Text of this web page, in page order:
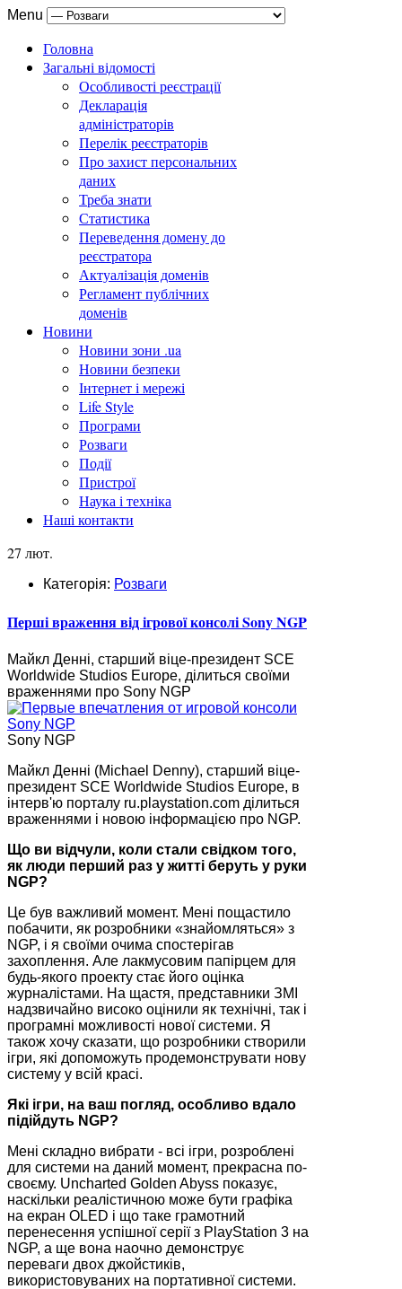
Menu
Головна
Загальні відомості
Особливості реєстрації
Декларація
адміністраторів
Перелік реєстраторів
Про захист персональних
даних
Треба знати
Статистика
Переведення домену до
реєстратора
Актуалізація доменів
Регламент публічних
доменів
Новини
Новини зони .ua
Новини безпеки
Інтернет і мережі
Life Style
Програми
Розваги
Події
Пристрої
Наука і техніка
Наші контакти
27 лют.
Категорія: Розваги
Перші враження від ігрової консолі Sony NGP
Майкл Денні, старший віце-президент SCE
Worldwide Studios Europe, ділиться своїми
враженнями про Sony NGP
Sony NGP
Майкл Денні (Michael Denny), старший віце-
президент SCE Worldwide Studios Europe, в
інтерв'ю порталу ru.playstation.com ділиться
враженнями і новою інформацією про NGP.
Що ви відчули, коли стали свідком того,
як люди перший раз у житті беруть у руки
NGP?
Це був важливий момент. Мені пощастило
побачити, як розробники «знайомляться» з
NGP, і я своїми очима спостерігав
захоплення. Але лакмусовим папірцем для
будь-якого проекту стає його оцінка
журналістами. На щастя, представники ЗМІ
надзвичайно високо оцінили як технічні, так і
програмні можливості нової системи. Я
також хочу сказати, що розробники створили
ігри, які допоможуть продемонструвати нову
систему у всій красі.
Які ігри, на ваш погляд, особливо вдало
підійдуть NGP?
Мені складно вибрати - всі ігри, розроблені
для системи на даний момент, прекрасна по-
своєму. Uncharted Golden Abyss показує,
наскільки реалістичною може бути графіка
на екран OLED і що таке грамотний
перенесення успішної серії з PlayStation 3 на
NGP, а ще вона наочно демонструє
переваги двох джойстиків,
використовуваних на портативної системи.